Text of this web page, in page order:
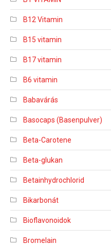
B12 Vitamin
B15 vitamin
B17 vitamin
B6 vitamin
Babavárás
Basocaps (Basenpulver)
Beta-Carotene
Beta-glukan
Betainhydrochlorid
Bikarbonát
Bioflavonoidok
Bromelain